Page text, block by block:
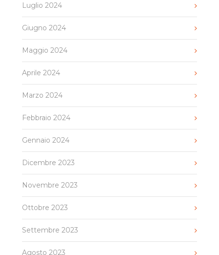
Luglio 2024
Giugno 2024
Maggio 2024
Aprile 2024
Marzo 2024
Febbraio 2024
Gennaio 2024
Dicembre 2023
Novembre 2023
Ottobre 2023
Settembre 2023
Agosto 2023